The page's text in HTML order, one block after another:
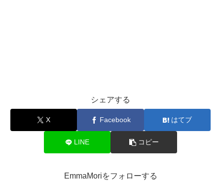
シェアする
X Facebook はてブ
LINE コピー
EmmaMoriをフォローする